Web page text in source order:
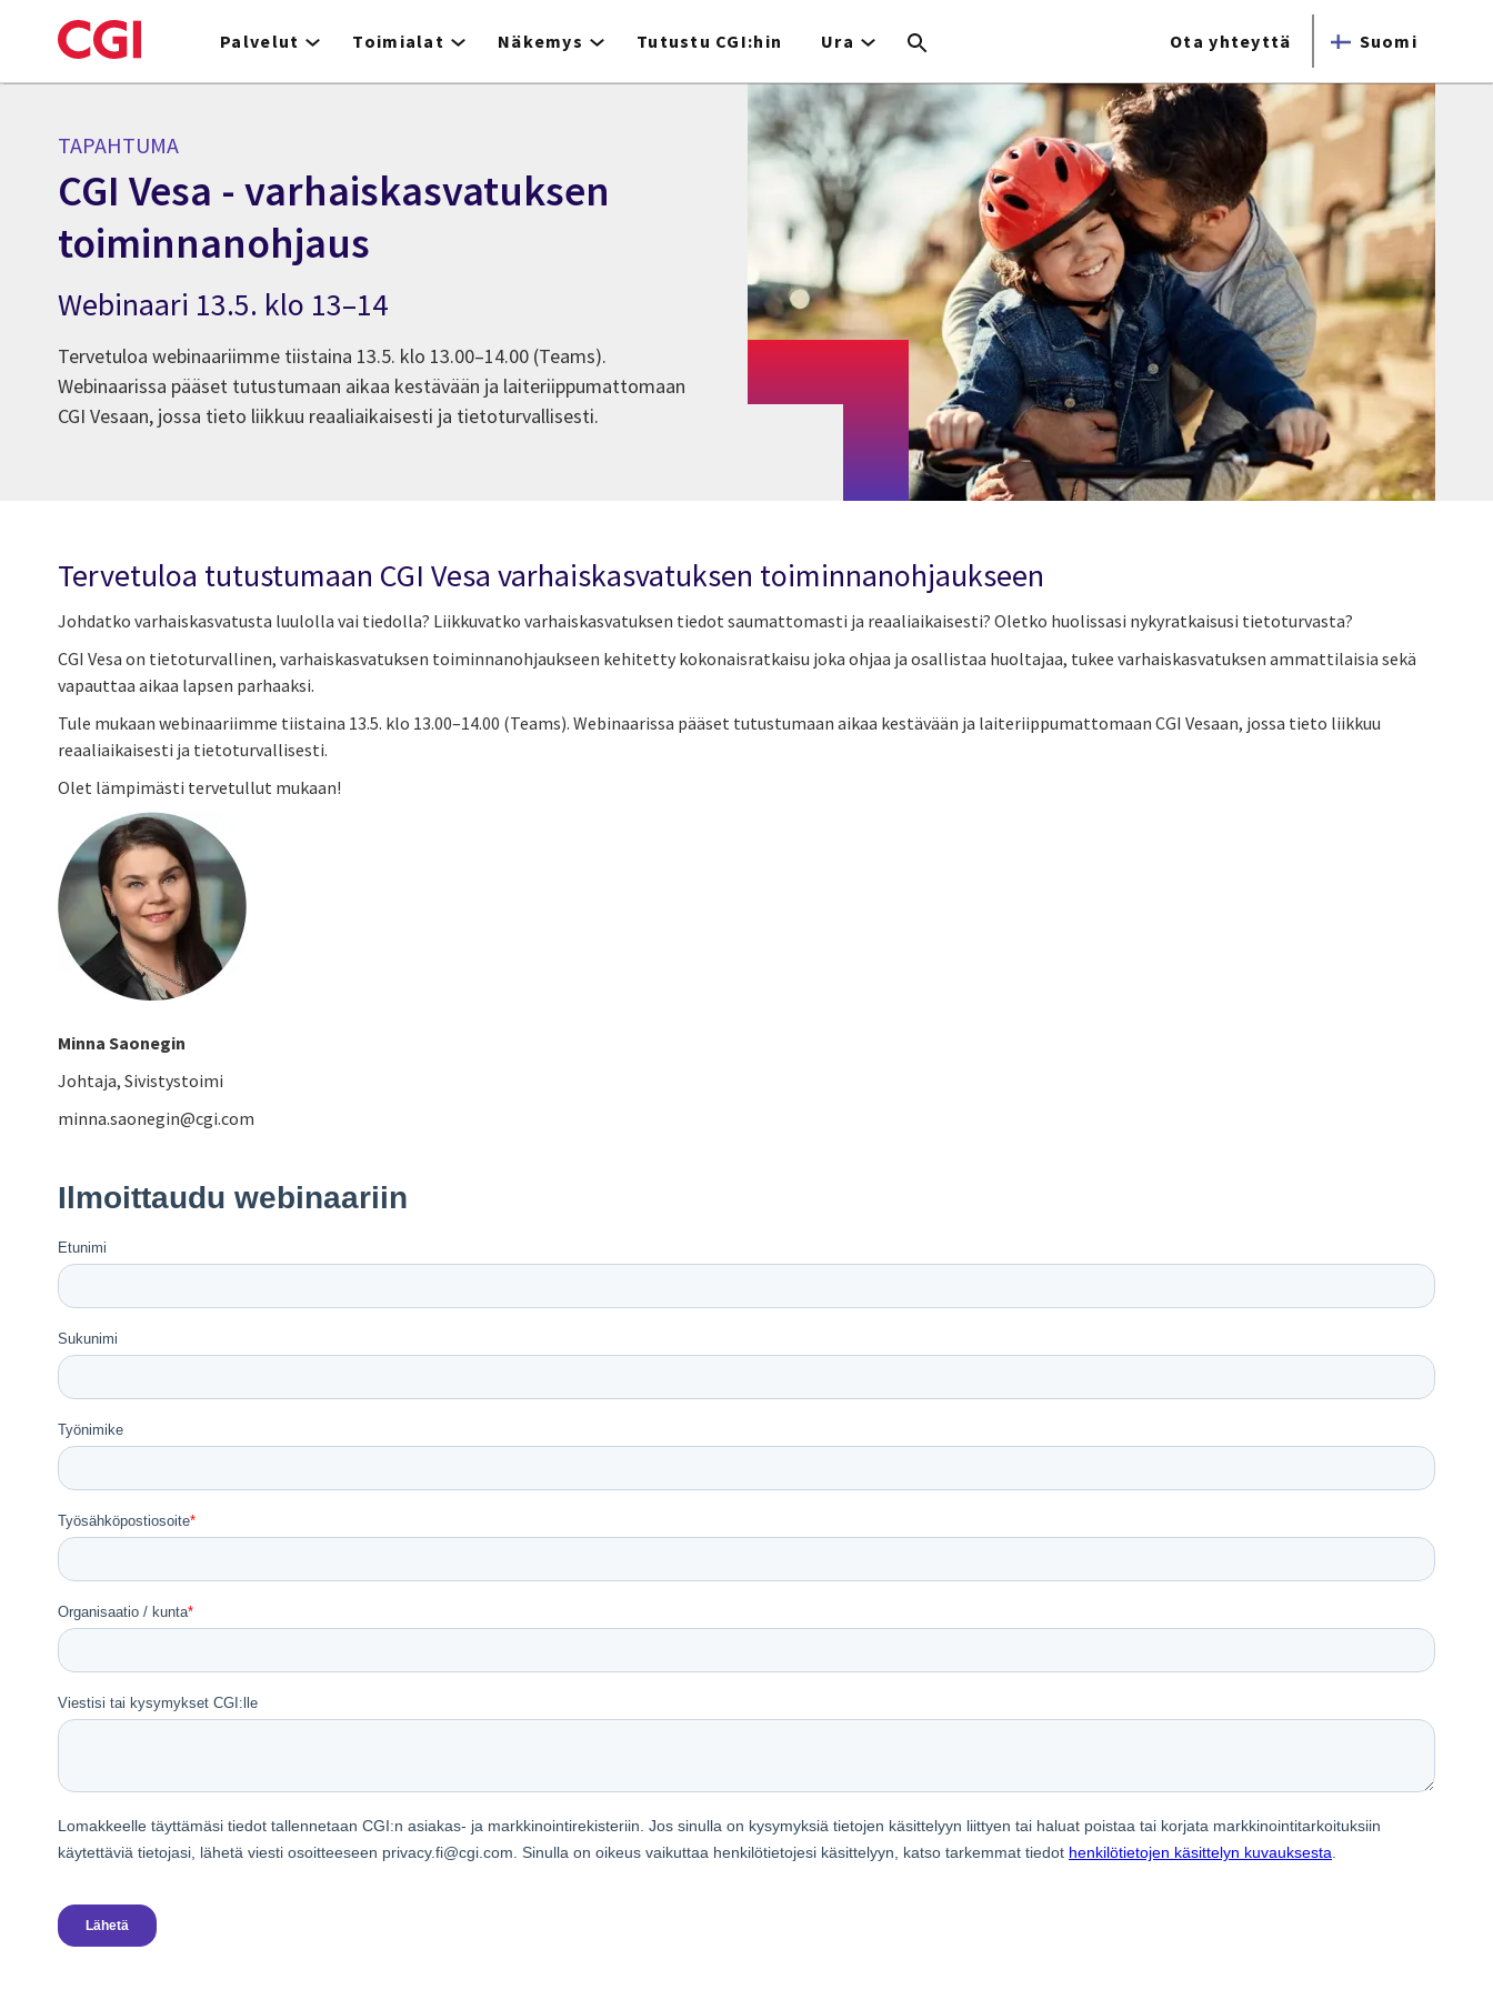
to
Palvelut Toimialat Näkemys Tutustu CGI:hin Ura Ota yhteyttä Suomi
TAPAHTUMA
CGI Vesa - varhaiskasvatuksen
toiminnanohjaus
Webinaari 13.5. klo 13–14
Tervetuloa webinaariimme tiistaina 13.5. klo 13.00–14.00 (Teams).
Webinaarissa pääset tutustumaan aikaa kestävään ja laiteriippumattomaan
CGI Vesaan, jossa tieto liikkuu reaaliaikaisesti ja tietoturvallisesti.
Tervetuloa tutustumaan CGI Vesa varhaiskasvatuksen toiminnanohjaukseen
Johdatko varhaiskasvatusta luulolla vai tiedolla? Liikkuvatko varhaiskasvatuksen tiedot saumattomasti ja reaaliaikaisesti? Oletko huolissasi nykyratkaisusi tietoturvasta?
CGI Vesa on tietoturvallinen, varhaiskasvatuksen toiminnanohjaukseen kehitetty kokonaisratkaisu joka ohjaa ja osallistaa huoltajaa, tukee varhaiskasvatuksen ammattilaisia sekä
vapauttaa aikaa lapsen parhaaksi.
Tule mukaan webinaariimme tiistaina 13.5. klo 13.00–14.00 (Teams). Webinaarissa pääset tutustumaan aikaa kestävään ja laiteriippumattomaan CGI Vesaan, jossa tieto liikkuu
reaaliaikaisesti ja tietoturvallisesti.
Olet lämpimästi tervetullut mukaan!
Minna Saonegin
Johtaja, Sivistystoimi
minna.saonegin@cgi.com